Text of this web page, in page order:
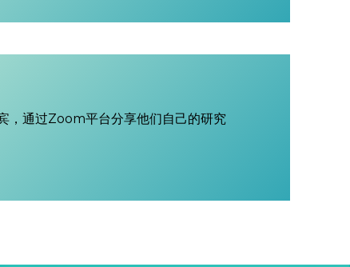
，通过Zoom平台分享他们自己的研究